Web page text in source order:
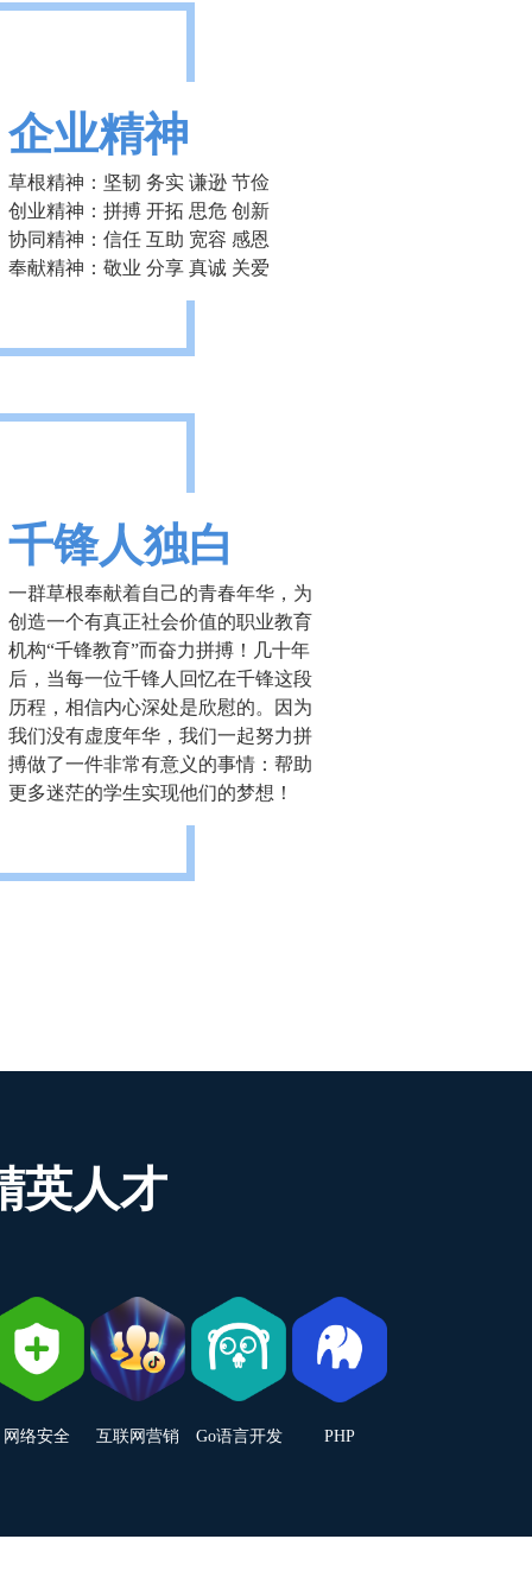
企业精神
草根精神：坚韧 务实 谦逊 节俭
创业精神：拼搏 开拓 思危 创新
协同精神：信任 互助 宽容 感恩
奉献精神：敬业 分享 真诚 关爱
千锋人独白
一群草根奉献着自己的青春年华，为
创造一个有真正社会价值的职业教育
机构“千锋教育”而奋力拼搏！几十年
后，当每一位千锋人回忆在千锋这段
历程，相信内心深处是欣慰的。因为
我们没有虚度年华，我们一起努力拼
搏做了一件非常有意义的事情：帮助
更多迷茫的学生实现他们的梦想！
英人才
网络安全 互联网营销 Go语言开发 PHP